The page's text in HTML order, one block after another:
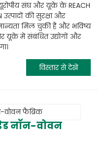
संघ और यूके के REACH
उत्पादों की सुरक्षा और
मिल चुकी है और भविष्य
यूके में संबंधित उद्योगों और
विस्तार से देखें
नॉन-वोवन